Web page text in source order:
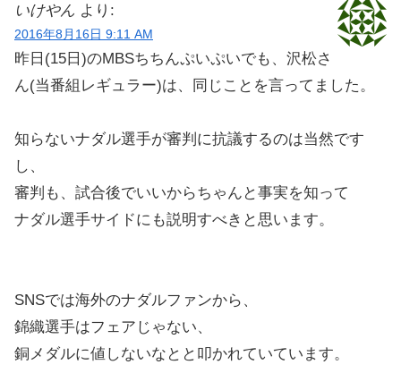
いけやん より:
2016年8月16日 9:11 AM
昨日(15日)のMBSちちんぷいぷいでも、沢松さ
ん(当番組レギュラー)は、同じことを言ってました。
知らないナダル選手が審判に抗議するのは当然です
し、
審判も、試合後でいいからちゃんと事実を知って
ナダル選手サイドにも説明すべきと思います。
SNSでは海外のナダルファンから、
錦織選手はフェアじゃない、
銅メダルに値しないなとと叩かれていています。